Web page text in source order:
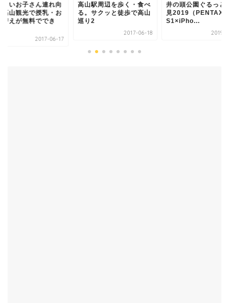
駅周辺を歩く・食べ
サクッと徒歩で高山
井の頭公園ぐるっとお花
見2019（PENTAX Q-
S1×iPho...
2019-03-28
アンテルーム
（ANTEROOM）京
旅行にも出張にも超